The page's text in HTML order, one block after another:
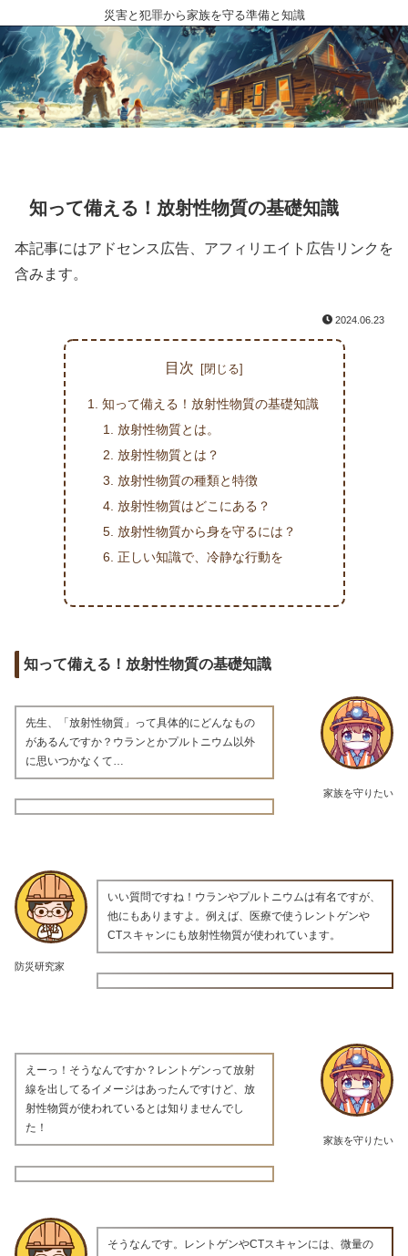
災害と犯罪から家族を守る準備と知識
知って備える！放射性物質の基礎知識
本記事にはアドセンス広告、アフィリエイト広告リンクを
含みます。
2024.06.23
目次
知って備える！放射性物質の基礎知識
放射性物質とは。
放射性物質とは？
放射性物質の種類と特徴
放射性物質はどこにある？
放射性物質から身を守るには？
正しい知識で、冷静な行動を
知って備える！放射性物質の基礎知識
家族を守りたい
先生、「放射性物質」って具体的にどんなもの
があるんですか？ウランとかプルトニウム以外
に思いつかなくて…
防災研究家
いい質問ですね！ウランやプルトニウムは有名ですが、
他にもありますよ。例えば、医療で使うレントゲンや
CTスキャンにも放射性物質が使われています。
家族を守りたい
えーっ！そうなんですか？レントゲンって放射
線を出してるイメージはあったんですけど、放
射性物質が使われているとは知りませんでし
た！
そうなんです。レントゲンやCTスキャンには、微量の